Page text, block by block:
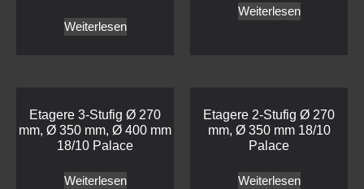
Weiterlesen
Weiterlesen
Etagere 3-Stufig Ø 270
mm, Ø 350 mm, Ø 400 mm
18/10 Palace
Weiterlesen
Etagere 2-Stufig Ø 270
mm, Ø 350 mm 18/10
Palace
Weiterlesen